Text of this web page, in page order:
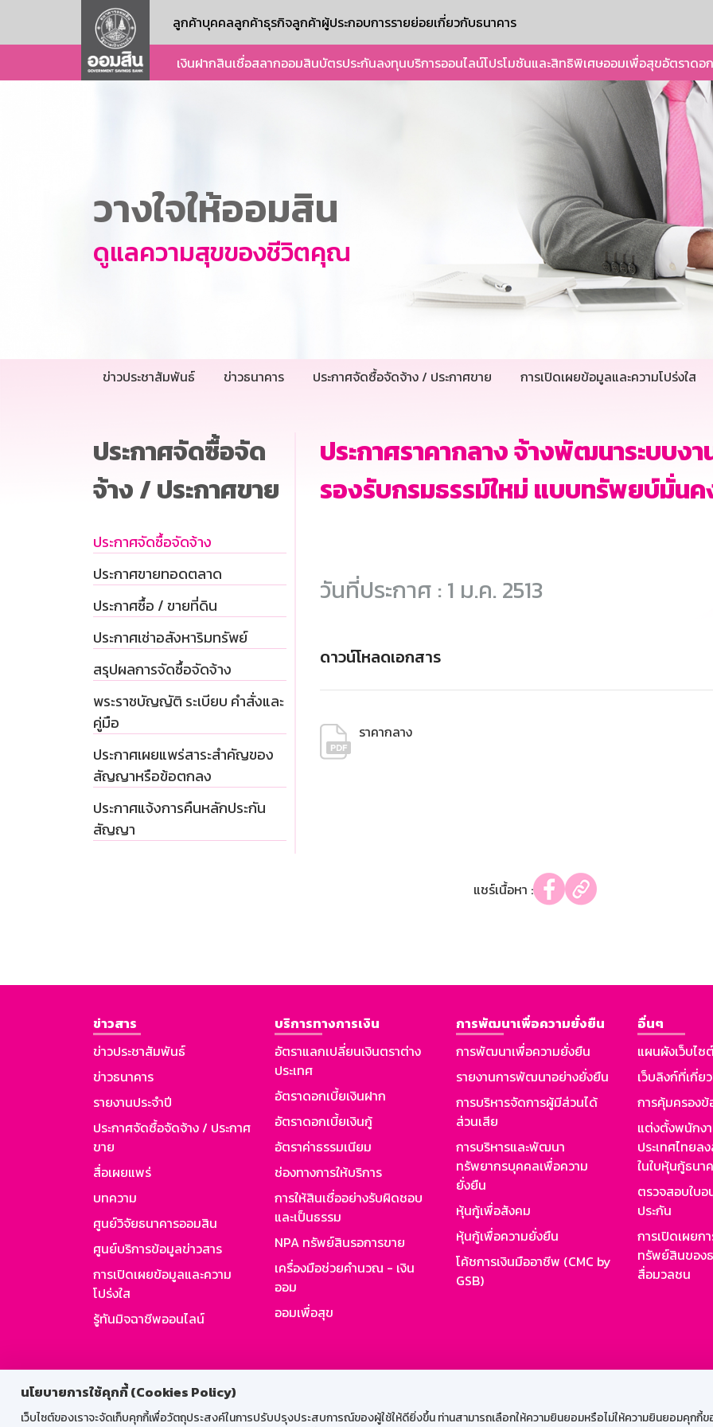
นโยบายการใช้คุกกี้ (Cookies Policy)
เว็บไซต์ของเราจะจัดเก็บคุกกี้เพื่อวัตถุประสงค์ในการปรับปรุงประสบการณ์ของผู้ใช้ให้ดียิ่งขึ้น ท่านสามารถเลือกให้ความยินยอมหรือไม่ให้ความยินยอมคุกกี้ข
ลูกค้าบุคคลลูกค้าธุรกิจลูกค้าผู้ประกอบการรายย่อยเกี่ยวกับธนาคาร
เงินฝากสินเชื่อสลากออมสินบัตรประกันลงทุนบริการออนไลน์โปรโมชันและสิทธิพิเศษออมเพื่อสุขอัตราดอ
วางใจให้ออมสิน
ดูแลความสุขของชีวิตคุณ
ข่าวประชาสัมพันธ์ ข่าวธนาคาร ประกาศจัดซื้อจัดจ้าง / ประกาศขาย การเปิดเผยข้อมูลและความโปร่งใส
ประกาศจัดซื้อจัด
จ้าง / ประกาศขาย
ประกาศจัดซื้อจัดจ้าง
ประกาศขายทอดตลาด
ประกาศซื้อ / ขายที่ดิน
ประกาศเช่าอสังหาริมทรัพย์
สรุปผลการจัดซื้อจัดจ้าง
พระราชบัญญัติ ระเบียบ คำสั่งและ
คู่มือ
ประกาศเผยแพร่สาระสำคัญของ
สัญญาหรือข้อตกลง
ประกาศแจ้งการคืนหลักประกัน
สัญญา
ประกาศราคากลาง จ้างพัฒนาระบบงา
รองรับกรมธรรม์ใหม่ แบบทรัพยบ์มั่น
วันที่ประกาศ : 1 ม.ค. 2513
ดาวน์โหลดเอกสาร
ราคากลาง
แชร์เนื้อหา :
ข่าวสาร
ข่าวประชาสัมพันธ์
ข่าวธนาคาร
รายงานประจำปี
ประกาศจัดซื้อจัดจ้าง / ประกาศ
ขาย
สื่อเผยแพร่
บทความ
ศูนย์วิจัยธนาคารออมสิน
ศูนย์บริการข้อมูลข่าวสาร
การเปิดเผยข้อมูลและความ
โปร่งใส
รู้ทันมิจฉาชีพออนไลน์
บริการทางการเงิน
อัตราแลกเปลี่ยนเงินตราต่าง
ประเทศ
อัตราดอกเบี้ยเงินฝาก
อัตราดอกเบี้ยเงินกู้
อัตราค่าธรรมเนียม
ช่องทางการให้บริการ
การให้สินเชื่ออย่างรับผิดชอบ
และเป็นธรรม
NPA ทรัพย์สินรอการขาย
เครื่องมือช่วยคำนวณ - เงิน
ออม
ออมเพื่อสุข
การพัฒนาเพื่อความยั่งยืน
การพัฒนาเพื่อความยั่งยืน
รายงานการพัฒนาอย่างยั่งยืน
การบริหารจัดการผู้มีส่วนได้
ส่วนเสีย
การบริหารและพัฒนา
ทรัพยากรบุคคลเพื่อความ
ยั่งยืน
หุ้นกู้เพื่อสังคม
หุ้นกู้เพื่อความยั่งยืน
โค้ชการเงินมืออาชีพ (CMC by
GSB)
อื่นๆ
แผนผังเว็บไซ
เว็บลิงก์ที่เกี่ย
การคุ้มครอง
แต่งตั้งพนักง
ประเทศไทยล
ในใบหุ้นกู้ธนา
ตรวจสอบใบ
ประกัน
การเปิดเผยก
ทรัพย์สินของ
สื่อมวลชน